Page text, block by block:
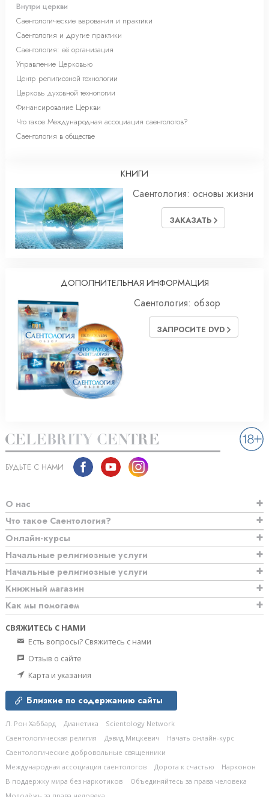
Внутри церкви
Саентологические верования и практики
Саентология и другие практики
Саентология: её организация
Управление Церковью
Центр религиозной технологии
Церковь духовной технологии
Финансирование Церкви
Что такое Международная ассоциация саентологов?
Саентология в обществе
КНИГИ
Саентология: основы жизни
ЗАКАЗАТЬ
ДОПОЛНИТЕЛЬНАЯ ИНФОРМАЦИЯ
Саентология: обзор
ЗАПРОСИТЕ DVD
БУДЬТЕ С НАМИ
О нас
Что такое Саентология?
Онлайн-курсы
Начальные религиозные услуги
Начальные религиозные услуги
Книжный магазин
Как мы помогаем
СВЯЖИТЕСЬ С НАМИ
Есть вопросы? Свяжитесь с нами
Отзыв о сайте
Карта и указания
Близкие по содержанию сайты
Л. Рон Хаббард Дианетика
Scientology Network
Саентологическая религия
Дэвид Мицкевич
Начать онлайн-курс
Саентологические добровольные священники
Международная ассоциация саентологов
Дорога к счастью
Нарконон
В поддержку мира без наркотиков
Объединяйтесь за права человека